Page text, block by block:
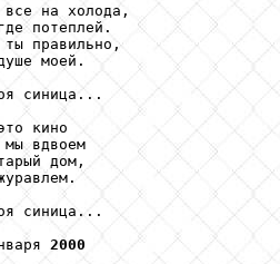
все на холода,
потеплей.
правильно,
моей.
синица...
кино
вдвоем
дом,
синица...
2000